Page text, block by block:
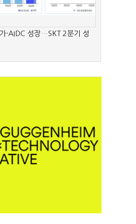
·AIDC 성장…SKT 2분기 성